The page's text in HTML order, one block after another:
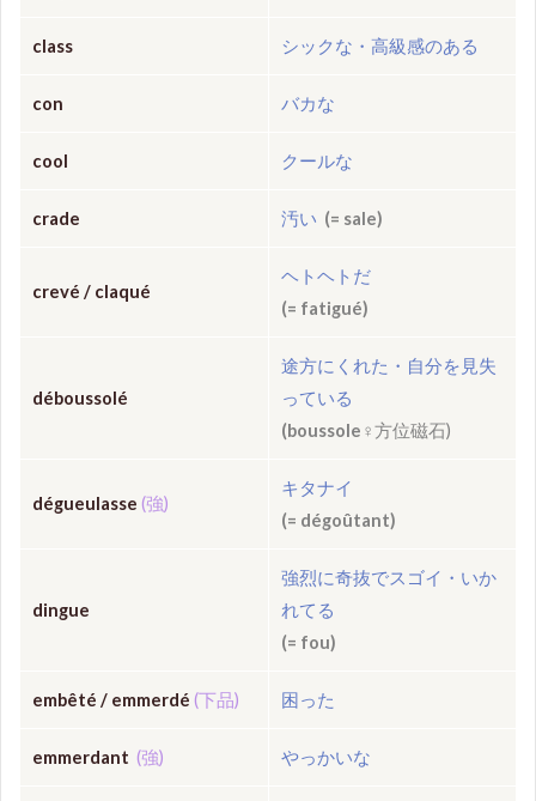
class シックな・高級感のある
con バカな
cool クールな
crade 汚い (= sale)
crevé / claqué
ヘトヘトだ
(= fatigué)
déboussolé
途方にくれた・自分を見失
っている
(boussole ♀方位磁石)
dégueulasse (強)
キタナイ
(= dégoûtant)
dingue
強烈に奇抜でスゴイ・いか
れてる
(= fou)
embêté / emmerdé (下品) 困った
emmerdant (強) やっかいな